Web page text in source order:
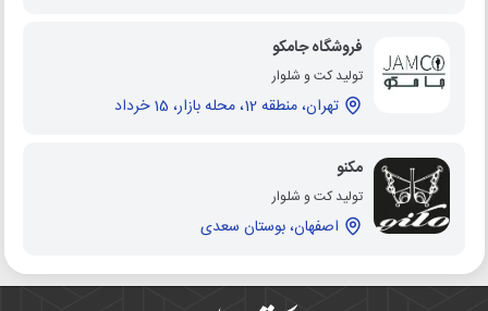
فروشگاه جامکو
تولید کت و شلوار
تهران، منطقه 12، محله بازار، 15 خرداد
مکنو
تولید کت و شلوار
اصفهان، بوستان سعدی